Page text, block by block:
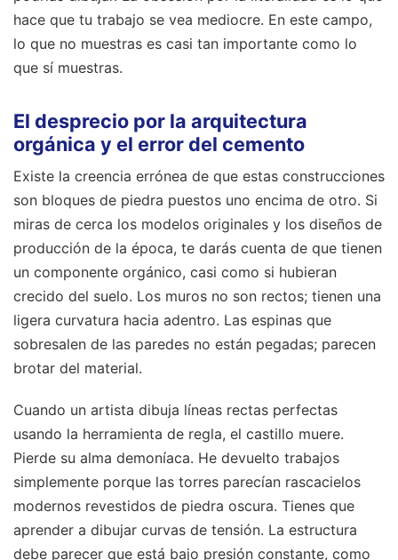
hace que tu trabajo se vea mediocre. En este campo,
lo que no muestras es casi tan importante como lo
que sí muestras.
El desprecio por la arquitectura
orgánica y el error del cemento
Existe la creencia errónea de que estas construcciones
son bloques de piedra puestos uno encima de otro. Si
miras de cerca los modelos originales y los diseños de
producción de la época, te darás cuenta de que tienen
un componente orgánico, casi como si hubieran
crecido del suelo. Los muros no son rectos; tienen una
ligera curvatura hacia adentro. Las espinas que
sobresalen de las paredes no están pegadas; parecen
brotar del material.
Cuando un artista dibuja líneas rectas perfectas
usando la herramienta de regla, el castillo muere.
Pierde su alma demoníaca. He devuelto trabajos
simplemente porque las torres parecían rascacielos
modernos revestidos de piedra oscura. Tienes que
aprender a dibujar curvas de tensión. La estructura
debe parecer que está bajo presión constante, como